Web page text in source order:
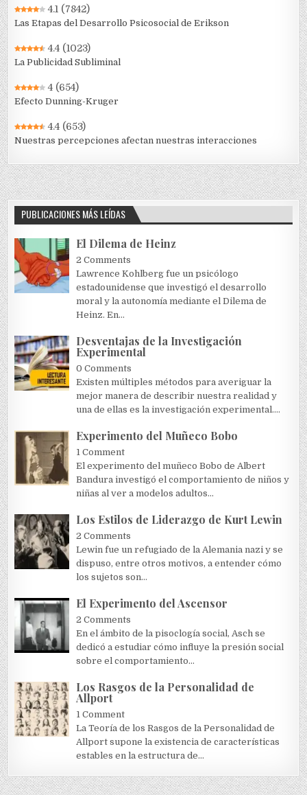
4.1 (7842)
Las Etapas del Desarrollo Psicosocial de Erikson
4.4 (1023)
La Publicidad Subliminal
4 (654)
Efecto Dunning-Kruger
4.4 (653)
Nuestras percepciones afectan nuestras interacciones
PUBLICACIONES MÁS LEÍDAS
El Dilema de Heinz
2 Comments
Lawrence Kohlberg fue un psicólogo
estadounidense que investigó el desarrollo
moral y la autonomía mediante el Dilema de
Heinz. En...
Desventajas de la Investigación
Experimental
0 Comments
Existen múltiples métodos para averiguar la
mejor manera de describir nuestra realidad y
una de ellas es la investigación experimental....
Experimento del Muñeco Bobo
1 Comment
El experimento del muñeco Bobo de Albert
Bandura investigó el comportamiento de niños y
niñas al ver a modelos adultos...
Los Estilos de Liderazgo de Kurt Lewin
2 Comments
Lewin fue un refugiado de la Alemania nazi y se
dispuso, entre otros motivos, a entender cómo
los sujetos son...
El Experimento del Ascensor
2 Comments
En el ámbito de la pisoclogía social, Asch se
dedicó a estudiar cómo influye la presión social
sobre el comportamiento...
Los Rasgos de la Personalidad de
Allport
1 Comment
La Teoría de los Rasgos de la Personalidad de
Allport supone la existencia de características
estables en la estructura de...